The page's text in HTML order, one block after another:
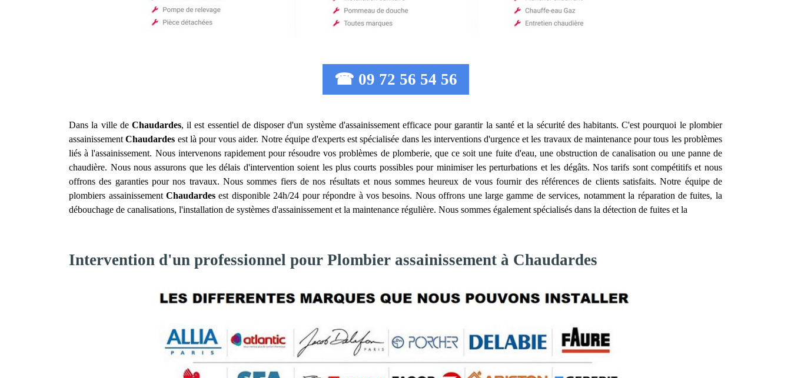
☎ 09 72 56 54 56
Dans la ville deChaudardes, il est essentiel de disposer d'un système d'assainissement efficace pour garantir la santé et la sécurité des habitants. C'est pourquoi le plombier
assainissementChaudardes est là pour vous aider. Notre équipe d'experts est spécialisée dans les interventions d'urgence et les travaux de maintenance pour tous les problèmes
liés à l'assainissement. Nous intervenons rapidement pour résoudre vos problèmes de plomberie, que ce soit une fuite d'eau, une obstruction de canalisation ou une panne de
chaudière. Nous nous assurons que les délais d'intervention soient les plus courts possibles pour minimiser les perturbations et les dégâts. Nos tarifs sont compétitifs et nous
offrons des garanties pour nos travaux. Nous sommes fiers de nos résultats et nous sommes heureux de vous fournir des références de clients satisfaits. Notre équipe de
plombiers assainissement Chaudardesest disponible 24h/24 pour répondre à vos besoins. Nous offrons une large gamme de services, notamment la réparation de fuites, la
débouchage de canalisations, l'installation de systèmes d'assainissement et la maintenance régulière. Nous sommes également spécialisés dans la détection de fuites et la
Intervention d'un professionnel pour Plombier assainissement à Chaudardes